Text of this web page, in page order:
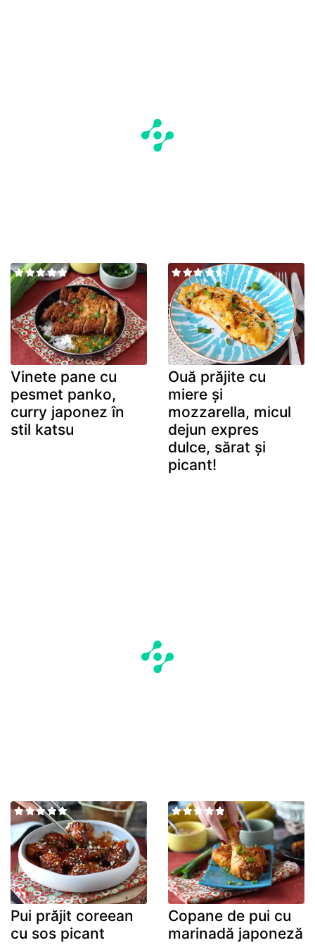
Vinete pane cu
pesmet panko,
curry japonez în
stil katsu
Ouă prăjite cu
miere și
mozzarella, micul
dejun expres
dulce, sărat și
picant!
Pui prăjit coreean
cu sos picant
Copane de pui cu
marinadă japoneză